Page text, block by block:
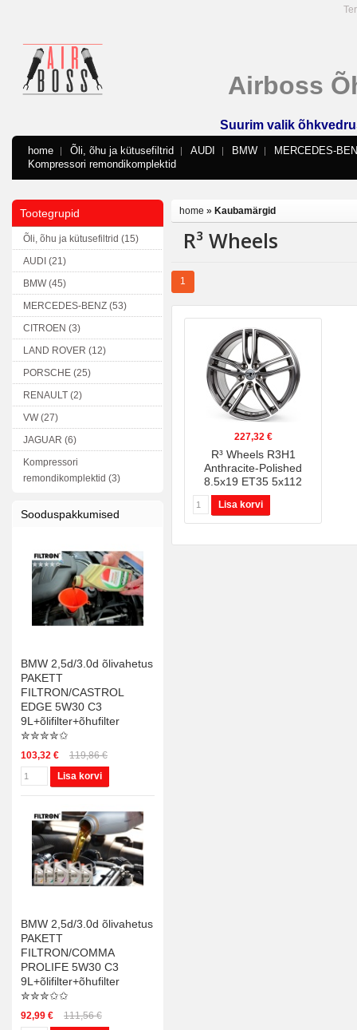
Airboss
Suurim valik
home Õli, õhu ja kütusefiltrid AUDI BMW
MERCEDES-
Kompressori remondikomplektid
Tootegrupid
Õli, õhu ja kütusefiltrid (15)
AUDI (21)
BMW (45)
MERCEDES-BENZ (53)
CITROEN (3)
LAND ROVER (12)
PORSCHE (25)
RENAULT (2)
VW (27)
JAGUAR (6)
Kompressori
remondikomplektid (3)
Sooduspakkumised
BMW 2,5d/3.0d õlivahetus
PAKETT
FILTRON/CASTROL
EDGE 5W30 C3
9L+õlifilter+õhufilter
✮✮✮✮✩
103,32 €
119,86 €
Lisa korvi
BMW 2,5d/3.0d õlivahetus
PAKETT
FILTRON/COMMA
PROLIFE 5W30 C3
9L+õlifilter+õhufilter
✮✮✮✩✩
92,99 €
111,56 €
home » Kaubamärgid
R³ Wheels
1
227,32 €
R³ Wheels R3H1
Anthracite-Polished
8.5x19 ET35 5x112
Lisa korvi